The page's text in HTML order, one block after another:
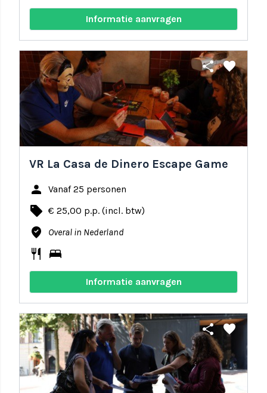
Informatie aanvragen
share favorite
VR La Casa de Dinero Escape Game
person Vanaf 25 personen
local_offer € 25,00 p.p. (incl. btw)
where_to_vote Overal in Nederland
restaurant bed
Informatie aanvragen
share favorite